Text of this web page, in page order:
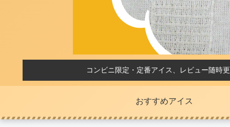
コンビニ限定・定番アイス、レビュー随時
おすすめアイス